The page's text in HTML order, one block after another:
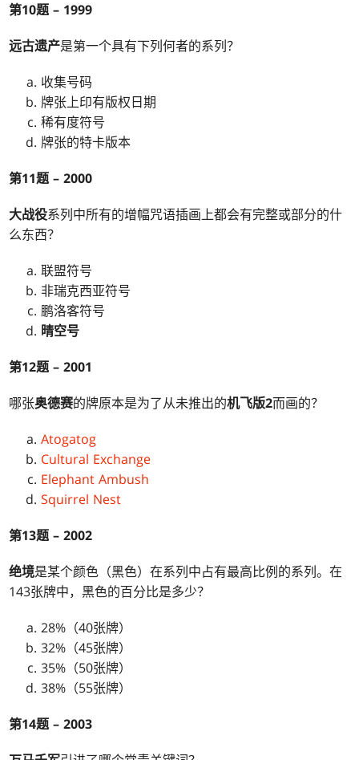
第10题 – 1999
远古遗产是第一个具有下列何者的系列？
收集号码
牌张上印有版权日期
稀有度符号
牌张的特卡版本
第11题 – 2000
大战役系列中所有的增幅咒语插画上都会有完整或部分的什
么东西？
联盟符号
非瑞克西亚符号
鹏洛客符号
晴空号
第12题 – 2001
哪张奥德赛的牌原本是为了从未推出的机飞版2而画的？
Atogatog
Cultural Exchange
Elephant Ambush
Squirrel Nest
第13题 – 2002
绝境是某个颜色（黑色）在系列中占有最高比例的系列。在
143张牌中，黑色的百分比是多少？
28%（40张牌）
32%（45张牌）
35%（50张牌）
38%（55张牌）
第14题 – 2003